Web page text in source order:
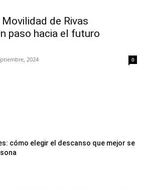
de Rivas
paso hacia el futuro
2024 0
cómo elegir el descanso que mejor se